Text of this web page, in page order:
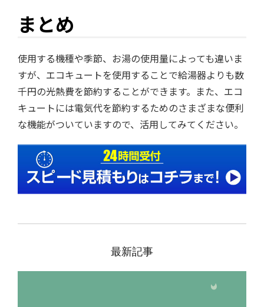
まとめ
使用する機種や季節、お湯の使用量によっても違いま
すが、エコキュートを使用することで給湯器よりも数
千円の光熱費を節約することができます。また、エコ
キュートには電気代を節約するためのさまざまな便利
な機能がついていますので、活用してみてください。
最新記事